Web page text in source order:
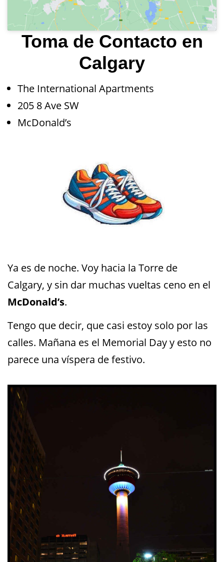
Toma de Contacto en
Calgary
The International Apartments
205 8 Ave SW
McDonald’s
Ya es de noche. Voy hacia la Torre de
Calgary, y sin dar muchas vueltas ceno en el
McDonald’s.
Tengo que decir, que casi estoy solo por las
calles. Mañana es el Memorial Day y esto no
parece una víspera de festivo.